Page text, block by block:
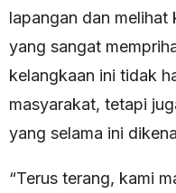
lapangan dan melihat
yang sangat
kelangkaan ini tidak
masyarakat, tetapi
yang selama ini
“Terus terang, kami